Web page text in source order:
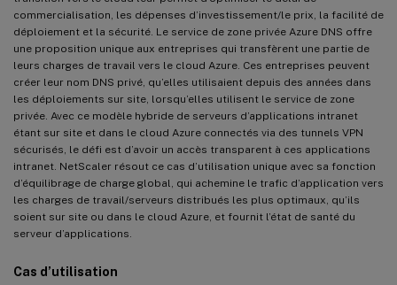
commercialisation, les dépenses d’investissement/le prix, la facilité de
déploiement et la sécurité. Le service de zone privée Azure DNS offre
une proposition unique aux entreprises qui transfèrent une partie de
leurs charges de travail vers le cloud Azure. Ces entreprises peuvent
créer leur nom DNS privé, qu’elles utilisaient depuis des années dans
les déploiements sur site, lorsqu’elles utilisent le service de zone
privée. Avec ce modèle hybride de serveurs d’applications intranet
étant sur site et dans le cloud Azure connectés via des tunnels VPN
sécurisés, le défi est d’avoir un accès transparent à ces applications
intranet. NetScaler résout ce cas d’utilisation unique avec sa fonction
d’équilibrage de charge global, qui achemine le trafic d’application vers
les charges de travail/serveurs distribués les plus optimaux, qu’ils
soient sur site ou dans le cloud Azure, et fournit l’état de santé du
serveur d’applications.
Cas d’utilisation